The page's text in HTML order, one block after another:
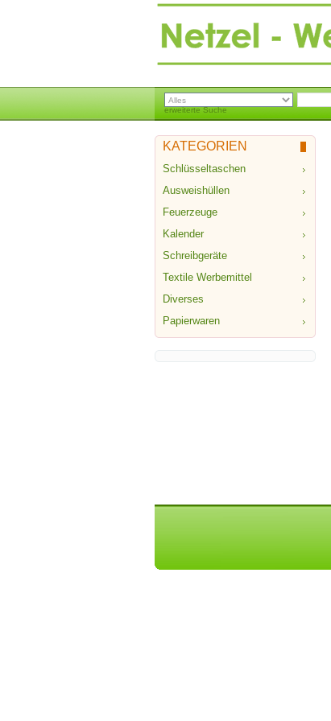
erweiterte Suche
KATEGORIEN
Schlüsseltaschen
Ausweishüllen
Feuerzeuge
Kalender
Schreibgeräte
Textile Werbemittel
Diverses
Papierwaren